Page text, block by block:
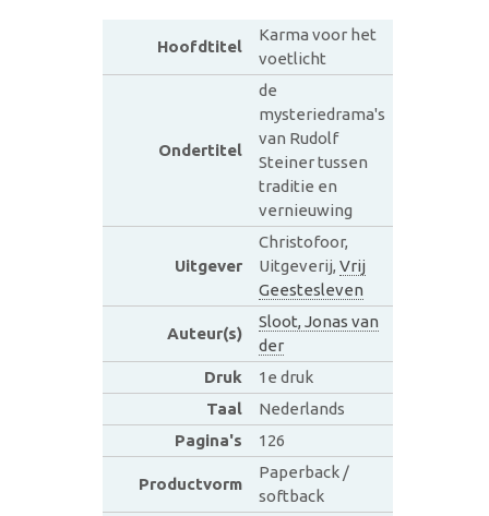
Hoofdtitel
Karma voor het
voetlicht
Ondertitel
de
mysteriedrama's
van Rudolf
Steiner tussen
traditie en
vernieuwing
Uitgever
Christofoor,
Uitgeverij, Vrij
Geestesleven
Auteur(s)
Sloot, Jonas van
der
Druk
1e druk
Taal
Nederlands
Pagina's
126
Productvorm
Paperback /
softback